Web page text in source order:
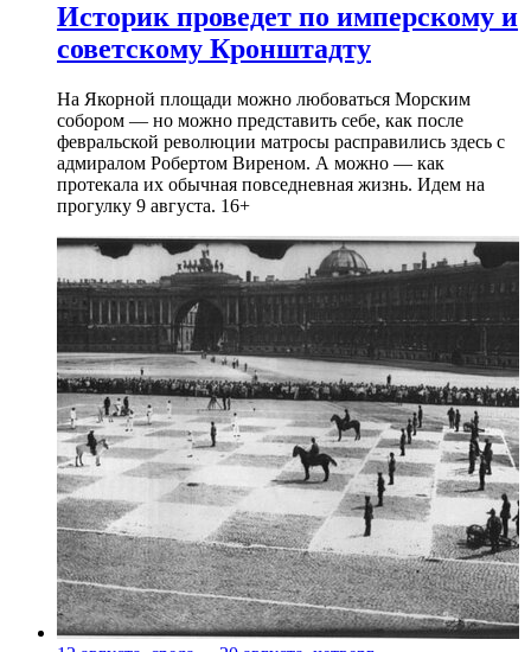
Историк проведет по имперскому и
советскому Кронштадту
На Якорной площади можно любоваться Морским
собором — но можно представить себе, как после
февральской революции матросы расправились здесь с
адмиралом Робертом Виреном. А можно — как
протекала их обычная повседневная жизнь. Идем на
прогулку 9 августа. 16+